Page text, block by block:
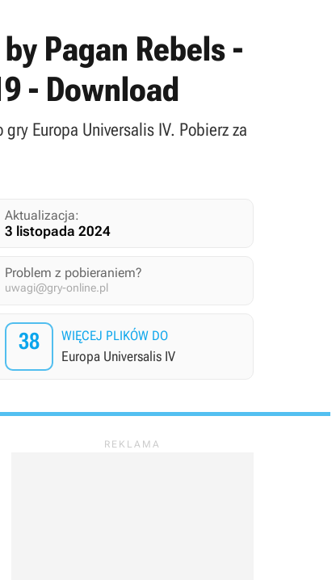
Pagan Rebels -
- Download
Europa Universalis IV. Pobierz za
Aktualizacja:
3 listopada 2024
Problem z pobieraniem?
uwagi@gry-online.pl
38 WIĘCEJ PLIKÓW DO
Europa Universalis IV